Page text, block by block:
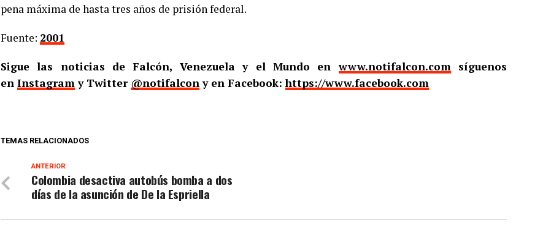
pena máxima de hasta tres años de prisión federal.
Fuente: 2001
Sigue las noticias de Falcón, Venezuela y el Mundo enwww.notifalcon.comsíguenos
en Instagramy Twitter @notifalcony en Facebook:https://www.facebook.com
TEMAS RELACIONADOS
ANTERIOR
Colombia desactiva autobús bomba a dos
días de la asunción de De la Espriella